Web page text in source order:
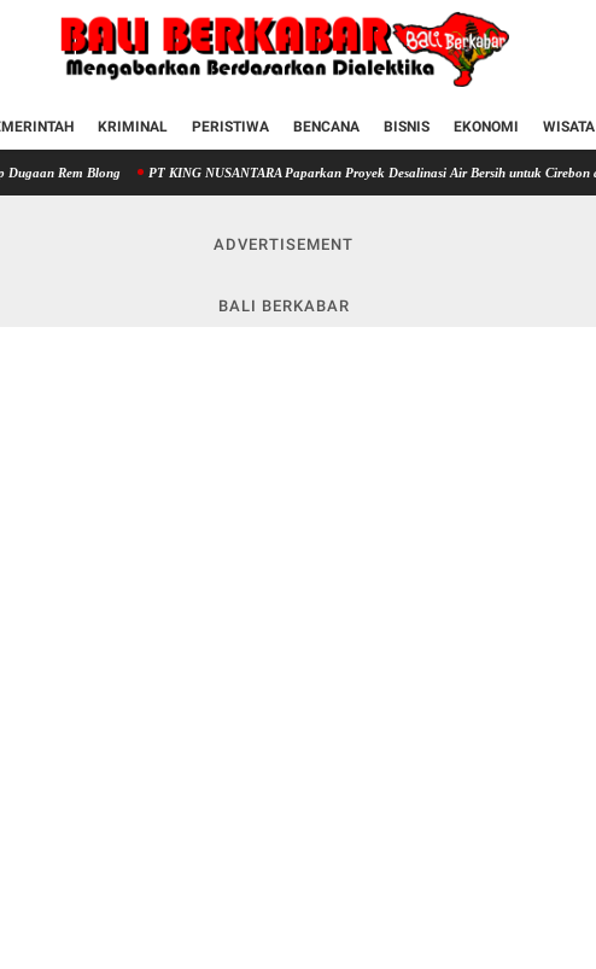
KRIMINAL PERISTIWA BENCANA BISNIS EKONOMI WISATA
PT KING NUSANTARA Paparkan Proyek Desalinasi Air Bersih untuk Cirebon di Hadapan
ADVERTISEMENT
BALI BERKABAR